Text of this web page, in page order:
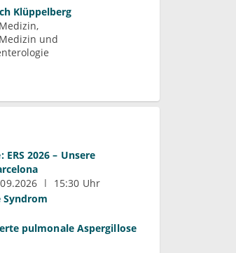
Klüppelberg
und
2026 – Unsere
15:30 Uhr
Syndrom
pulmonale Aspergillose